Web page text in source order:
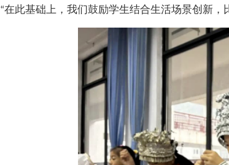
“在此基础上，我们鼓励学生结合生活场景创新，